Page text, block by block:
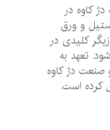
در
ورق
کلیدی در
به
دژ کاوه
است.